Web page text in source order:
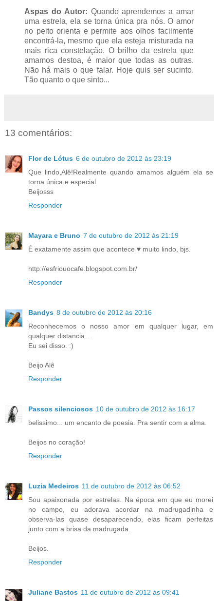
Aspas do Autor: Quando aprendemos a amar
uma estrela, ela se torna única pra nós. O amor
no peito orienta e permite aos olhos facilmente
encontrá-la, mesmo que ela esteja misturada na
mais rica constelação. O brilho da estrela que
amamos destoa, é maior que todas as outras.
Não há mais o que falar. Hoje quis ser sucinto.
Tão quanto o que sinto...
13 comentários:
Flor de Lótus 6 de outubro de 2012 às 23:19
Que lindo,Alê!Realmente quando amamos alguém ela se
torna única e especial.
Beijosss
Responder
Mayara e Bruno 7 de outubro de 2012 às 21:19
É exatamente assim que acontece ♥ muito lindo, bjs.
http://esfriouocafe.blogspot.com.br/
Responder
Bandys 8 de outubro de 2012 às 20:16
Reconhecemos o nosso amor em qualquer lugar, em
qualquer distancia...
Eu sei disso. :)
Beijo Alê
Responder
Passos silenciosos 10 de outubro de 2012 às 16:17
belissimo... um encanto de poesia. Pra sentir com a alma.
Beijos no coração!
Responder
Luzia Medeiros 11 de outubro de 2012 às 06:52
Sou apaixonada por estrelas. Na época em que eu morei
no campo, eu adorava acordar na madrugadinha e
observa-las quase desaparecendo, elas ficam perfeitas
junto com a brisa da madrugada.
Beijos.
Responder
Juliane Bastos 11 de outubro de 2012 às 09:41